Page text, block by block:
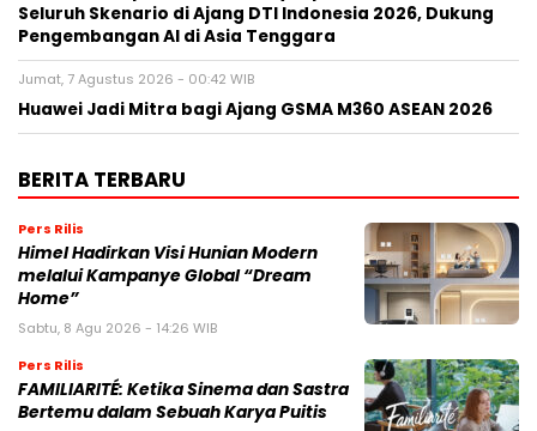
Seluruh Skenario di Ajang DTI Indonesia 2026, Dukung
Pengembangan AI di Asia Tenggara
Jumat, 7 Agustus 2026 - 00:42 WIB
Huawei Jadi Mitra bagi Ajang GSMA M360 ASEAN 2026
BERITA TERBARU
Pers Rilis
Himel Hadirkan Visi Hunian Modern
melalui Kampanye Global “Dream
Home”
Sabtu, 8 Agu 2026 - 14:26 WIB
Pers Rilis
FAMILIARITÉ: Ketika Sinema dan Sastra
Bertemu dalam Sebuah Karya Puitis